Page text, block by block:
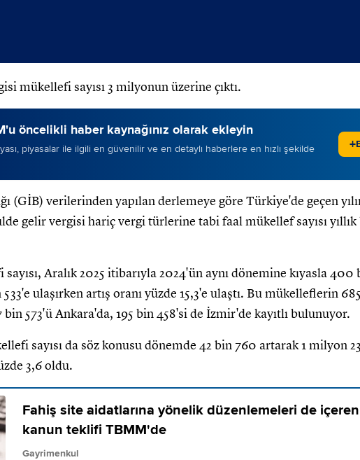
mükellefi sayısı 3 milyonun üzerine çıktı.
öncelikli haber kaynağınız olarak ekleyin
piyasalar ile ilgili en güvenilir ve en detaylı haberlere en hızlı şekilde
+
(GİB) verilerinden yapılan derlemeye göre Türkiye'de geçen
gelir vergisi hariç vergi türlerine tabi faal mükellef sayısı yıllık
Aralık 2025 itibarıyla 2024'ün aynı dönemine kıyasla 400
ulaşırken artış oranı yüzde 15,3'e ulaştı. Bu mükelleflerin
573'ü Ankara'da, 195 bin 458'si de İzmir'de kayıtlı bulunuyor.
sayısı da söz konusu dönemde 42 bin 760 artarak 1 milyon
3,6 oldu.
Fahiş site aidatlarına yönelik düzenlemeleri de içeren
kanun teklifi TBMM'de
Gayrimenkul